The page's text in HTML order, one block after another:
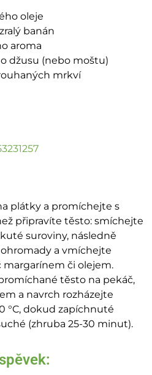
oleje
banán
aroma
džusu (nebo moštu)
mrkví
plátky a promíchejte s
připravíte těsto: smíchejte
suroviny, následně
a vmíchejte
margarínem či olejem.
těsto na pekáč,
a navrch rozházejte
°C, dokud zapíchnuté
(zhruba 25-30 minut).